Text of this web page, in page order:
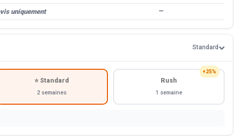
uniquement —
Standard
⭐ Standard
2 semaines
+25%
Rush
1 semaine